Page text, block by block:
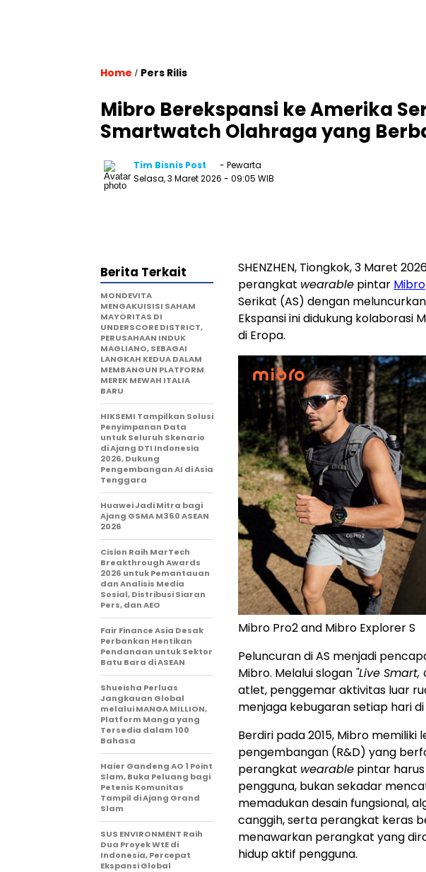
Home / Pers Rilis
Mibro Berekspansi ke Amerika
Smartwatch Olahraga yang
Tim Bisnis Post
- Pewarta
Selasa, 3 Maret 2026 - 09:05 WIB
SHENZHEN, Tiongkok, 3 Maret
perangkat wearable pintar Mibro
Serikat (AS) dengan
Ekspansi ini didukung kolaborasi
di Eropa.
Mibro Pro2 and Mibro Explorer S
Peluncuran di AS menjadi
Mibro. Melalui slogan "Live Smart,
atlet, penggemar aktivitas luar
menjaga kebugaran setiap hari di
Berdiri pada 2015, Mibro
pengembangan (R&D) yang
perangkat wearable pintar
pengguna, bukan sekadar
memadukan desain fungsional,
canggih, serta perangkat keras
menawarkan perangkat yang
hidup aktif pengguna.
Berita Terkait
MONDEVITA
MENGAKUISISI SAHAM
MAYORITAS DI
UNDERSCORE DISTRICT,
PERUSAHAAN INDUK
MAGLIANO, SEBAGAI
LANGKAH KEDUA DALAM
MEMBANGUN PLATFORM
MEREK MEWAH ITALIA
BARU
HIKSEMI Tampilkan Solusi
Penyimpanan Data
untuk Seluruh Skenario
di Ajang DTI Indonesia
2026, Dukung
Pengembangan AI di Asia
Tenggara
Huawei Jadi Mitra bagi
Ajang GSMA M360 ASEAN
2026
Cision Raih MarTech
Breakthrough Awards
2026 untuk Pemantauan
dan Analisis Media
Sosial, Distribusi Siaran
Pers, dan AEO
Fair Finance Asia Desak
Perbankan Hentikan
Pendanaan untuk Sektor
Batu Bara di ASEAN
Shueisha Perluas
Jangkauan Global
melalui MANGA MILLION,
Platform Manga yang
Tersedia dalam 100
Bahasa
Haier Gandeng AO 1 Point
Slam, Buka Peluang bagi
Petenis Komunitas
Tampil di Ajang Grand
Slam
SUS ENVIRONMENT Raih
Dua Proyek WtE di
Indonesia, Percepat
Ekspansi Global